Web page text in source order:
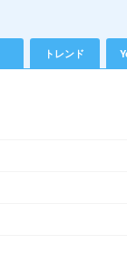
トレンド